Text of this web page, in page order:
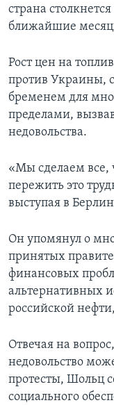
страна
ближайшие
Рост цен на
против Украины,
бременем для
пределами,
недовольства.
«Мы сделаем все,
пережить это
выступая в
Он упомянул о
принятых
финансовых
альтернативных
российской
Отвечая на
недовольство
протесты, Шольц
социального